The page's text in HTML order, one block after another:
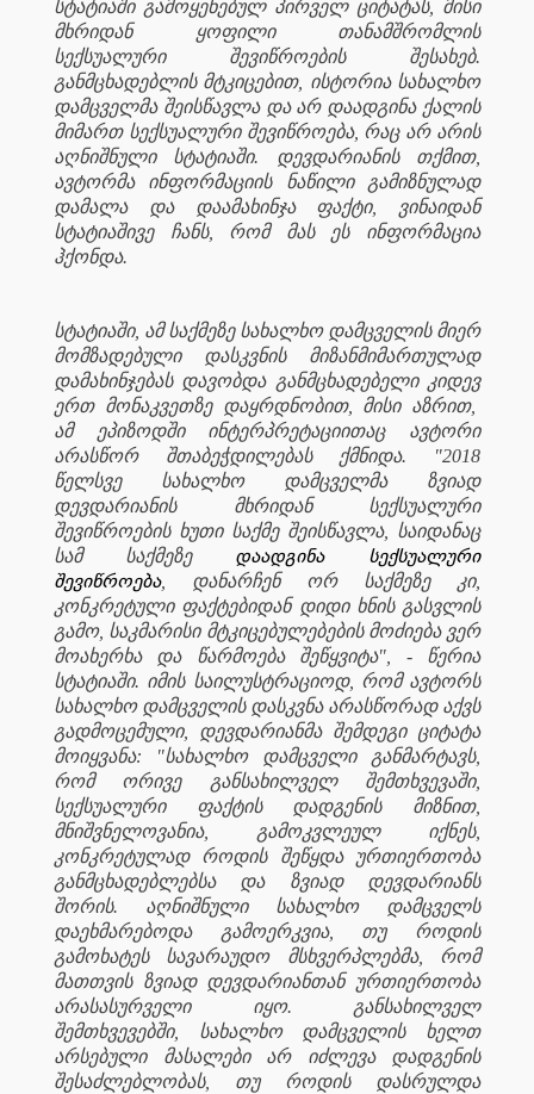
სტატიაში გამოყენებულ პირველ ციტატას, მისი
მხრიდან ყოფილი თანამშრომლის
სექსუალური შევიწროების შესახებ.
განმცხადებლის მტკიცებით, ისტორია სახალხო
დამცველმა შეისწავლა და არ დაადგინა ქალის
მიმართ სექსუალური შევიწროება, რაც არ არის
აღნიშნული სტატიაში. დევდარიანის თქმით,
ავტორმა ინფორმაციის ნაწილი გამიზნულად
დამალა და დაამახინჯა ფაქტი, ვინაიდან
სტატიაშივე ჩანს, რომ მას ეს ინფორმაცია
ჰქონდა.
სტატიაში, ამ საქმეზე სახალხო დამცველის მიერ
მომზადებული დასკვნის მიზანმიმართულად
დამახინჯებას დავობდა განმცხადებელი კიდევ
ერთ მონაკვეთზე დაყრდნობით, მისი აზრით,
ამ ეპიზოდში ინტერპრეტაციითაც ავტორი
არასწორ შთაბეჭდილებას ქმნიდა. "2018
წელსვე სახალხო დამცველმა ზვიად
დევდარიანის მხრიდან სექსუალური
შევიწროების ხუთი საქმე შეისწავლა, საიდანაც
სამ საქმეზე დაადგინა სექსუალური
შევიწროება, დანარჩენ ორ საქმეზე კი,
კონკრეტული ფაქტებიდან დიდი ხნის გასვლის
გამო, საკმარისი მტკიცებულებების მოძიება ვერ
მოახერხა და წარმოება შეწყვიტა", - წერია
სტატიაში. იმის საილუსტრაციოდ, რომ ავტორს
სახალხო დამცველის დასკვნა არასწორად აქვს
გადმოცემული, დევდარიანმა შემდეგი ციტატა
მოიყვანა: "სახალხო დამცველი განმარტავს,
რომ ორივე განსახილველ შემთხვევაში,
სექსუალური ფაქტის დადგენის მიზნით,
მნიშვნელოვანია, გამოკვლეულ იქნეს,
კონკრეტულად როდის შეწყდა ურთიერთობა
განმცხადებლებსა და ზვიად დევდარიანს
შორის. აღნიშნული სახალხო დამცველს
დაეხმარებოდა გამოერკვია, თუ როდის
გამოხატეს სავარაუდო მსხვერპლებმა, რომ
მათთვის ზვიად დევდარიანთან ურთიერთობა
არასასურველი იყო. განსახილველ
შემთხვევებში, სახალხო დამცველის ხელთ
არსებული მასალები არ იძლევა დადგენის
შესაძლებლობას, თუ როდის დასრულდა